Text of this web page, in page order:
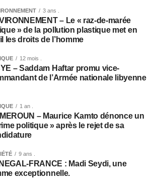
3 ans .
– Le « raz-de-marée
» de la pollution plastique met en
les droits de l’homme
12 mois .
– Saddam Haftar promu vice-
de l’Armée nationale libyenne
1 an .
– Maurice Kamto dénonce un
politique » après le rejet de sa
9 ans .
FRANCE : Madi Seydi, une
exceptionnelle.